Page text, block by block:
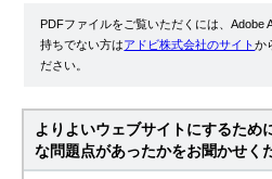
PDFファイルをご覧いただくには、Adobe
持ちでない方はアドビ株式会社のサイトか
ださい。
よりよいウェブサイトにするため
な問題点があったかをお聞かせく